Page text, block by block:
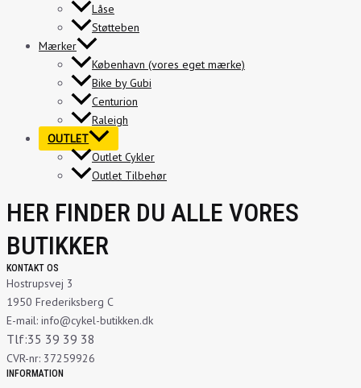
Låse
Støtteben
Mærker
København (vores eget mærke)
Bike by Gubi
Centurion
Raleigh
OUTLET
Outlet Cykler
Outlet Tilbehør
HER FINDER DU ALLE VORES
BUTIKKER
KONTAKT OS
Hostrupsvej 3
1950 Frederiksberg C
E-mail: info@cykel-butikken.dk
Tlf:35 39 39 38
CVR-nr: 37259926
INFORMATION